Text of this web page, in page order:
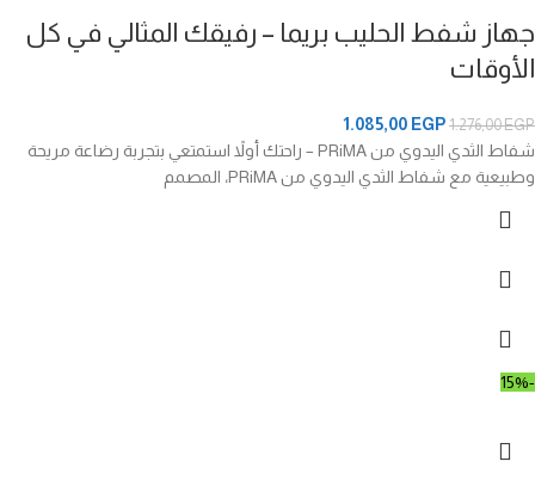
جهاز شفط الحليب بريما – رفيقك المثالي في كل
الأوقات
1.276,00EGP
1.085,00 EGP
شفاط الثدي اليدوي من PRiMA – راحتك أولاً استمتعي بتجربة رضاعة مريحة
وطبيعية مع شفاط الثدي اليدوي من PRiMA، المصمم
-15%